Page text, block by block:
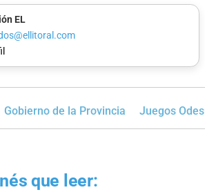
EL
Gobierno de la Provincia Juegos
que leer: